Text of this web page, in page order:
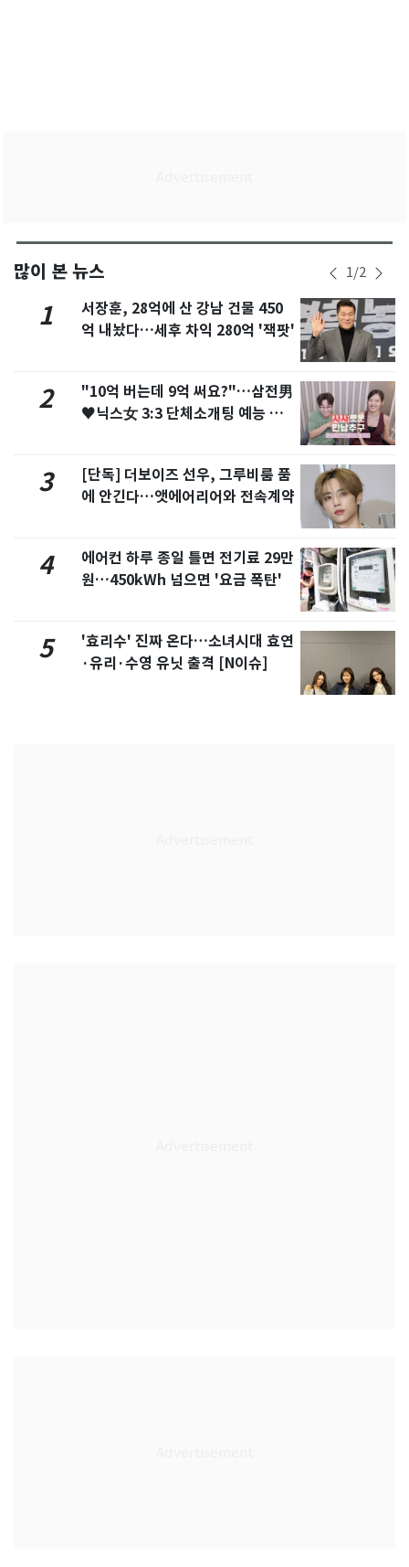
많이 본 뉴스 1/2
1
서장훈, 28억에 산 강남 건물 450
억 내놨다…세후 차익 280억 '잭팟'
2
"10억 버는데 9억 써요?"…삼전男
♥닉스女 3:3 단체소개팅 예능 화
3
[단독] 더보이즈 선우, 그루비룸 품
에 안긴다…앳에어리어와 전속계약
4
에어컨 하루 종일 틀면 전기료 29만
원…450kWh 넘으면 '요금 폭탄'
5
'효리수' 진짜 온다…소녀시대 효연
·유리·수영 유닛 출격 [N이슈]